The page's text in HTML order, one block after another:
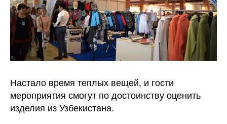
Настало время теплых вещей, и гости
мероприятия смогут по достоинству оценить
изделия из Узбекистана.